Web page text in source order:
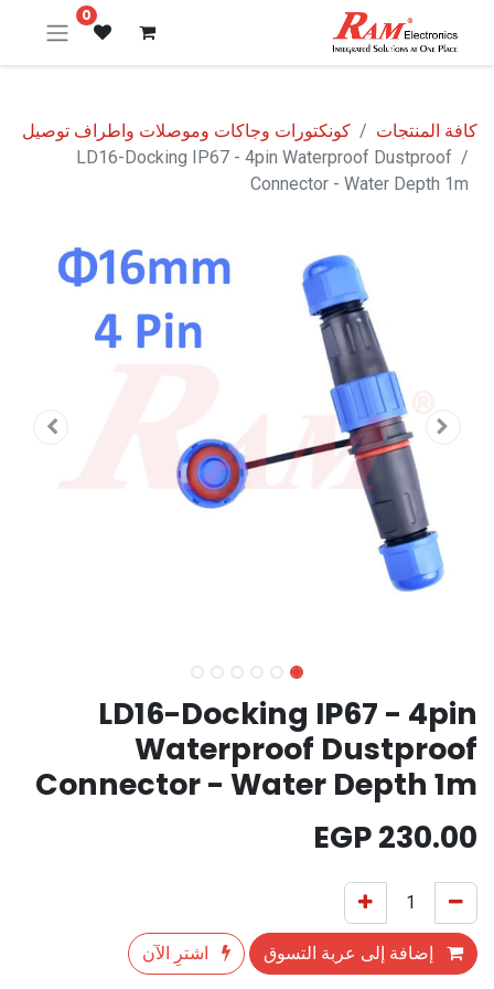
0
كافة المنتجات
كونكتورات وجاكات وموصلات واطراف توصيل
LD16-Docking IP67 - 4pin Waterproof Dustproof
Connector - Water Depth 1m
LD16-Docking IP67 - 4pin
Waterproof Dustproof
Connector - Water Depth 1m
230.00
إضافة إلى عربة التسوق اشترِ الآن